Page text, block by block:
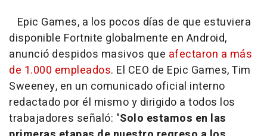
Epic Games, a los pocos días de que estuviera
disponible Fortnite globalmente en Android,
anunció despidos masivos que afectaron a más
de 1.000 empleados. El CEO de Epic Games, Tim
Sweeney, en un comunicado oficial interno
redactado por él mismo y dirigido a todos los
trabajadores señaló: "Solo estamos en las